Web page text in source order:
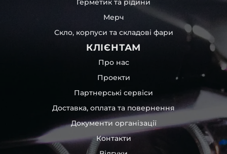
Герметик та рідини
Мерч
Скло, корпуси та складові фари
КЛІЄНТАМ
Про нас
Проекти
Партнерські сервіси
Доставка, оплата та повернення
Документи організації
Контакти